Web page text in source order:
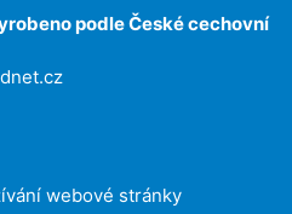
podle České cechovní
webové stránky